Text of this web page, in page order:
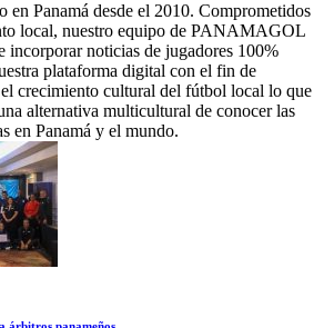
Panamá desde el 2010. Comprometidos
local, nuestro equipo de PANAMAGOL
incorporar noticias de jugadores 100%
plataforma digital con el fin de
crecimiento cultural del fútbol local lo que
alternativa multicultural de conocer las
en Panamá y el mundo.